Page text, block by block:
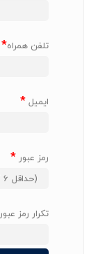
تلفن همراه*
ایمیل*
رمز عبور *
تکرار رمز عبور